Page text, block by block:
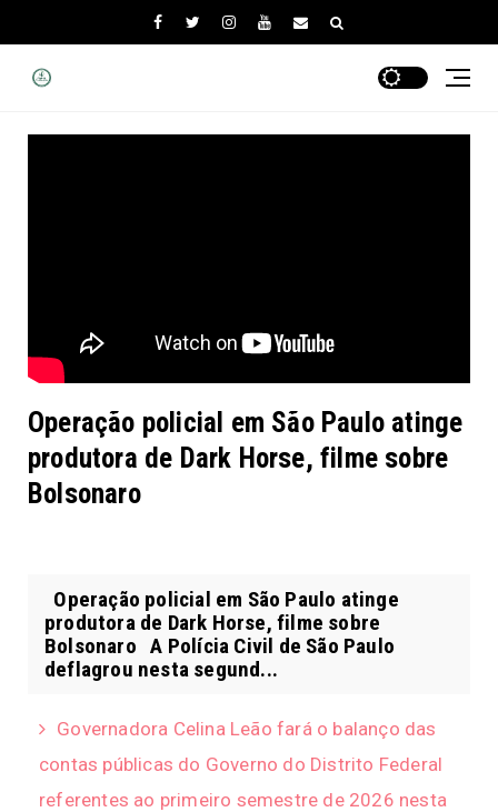
Operação policial em São Paulo atinge
produtora de Dark Horse, filme sobre
Bolsonaro
Operação policial em São Paulo atinge
produtora de Dark Horse, filme sobre
Bolsonaro A Polícia Civil de São Paulo
deflagrou nesta segund...
Governadora Celina Leão fará o balanço das
contas públicas do Governo do Distrito Federal
referentes ao primeiro semestre de 2026 nesta